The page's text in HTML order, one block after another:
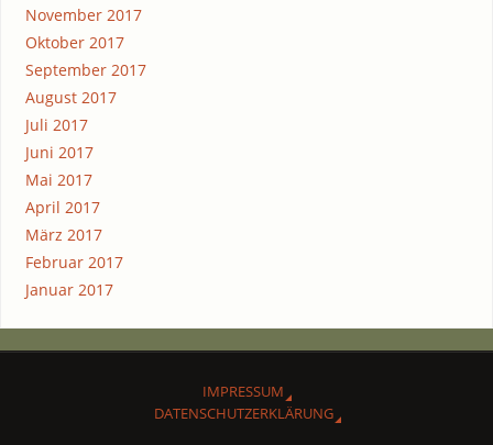
November 2017
Oktober 2017
September 2017
August 2017
Juli 2017
Juni 2017
Mai 2017
April 2017
März 2017
Februar 2017
Januar 2017
IMPRES­SUM
DATEN­SCHUTZ­ER­KLÄ­RUNG